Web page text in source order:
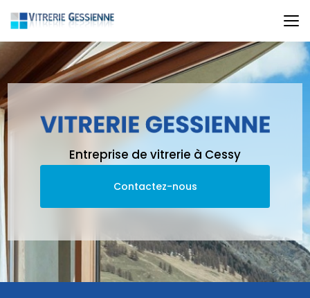
au
contenu
principal
Entreprise de vitrerie à Cessy
Contactez-nous